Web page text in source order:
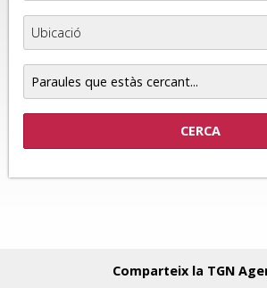
que
Comparteix la TGN